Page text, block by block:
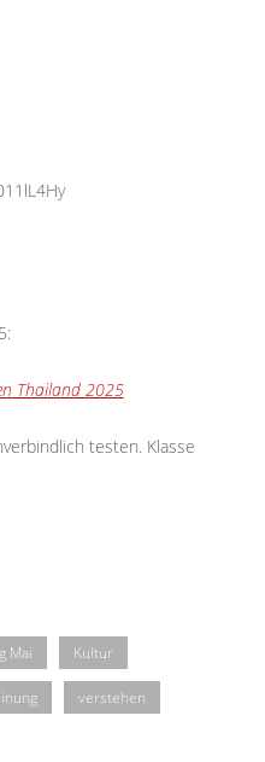
Thailand 2025
testen. Klasse
Mai Kultur
verstehen